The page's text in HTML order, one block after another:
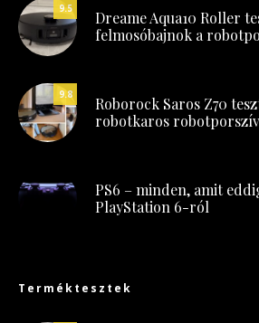
9.5
Dreame Aqua10 Roller
felmosóbajnok a
9.8
Roborock Saros Z70
robotkaros
PS6 – minden, amit
PlayStation 6-ról
Terméktesztek